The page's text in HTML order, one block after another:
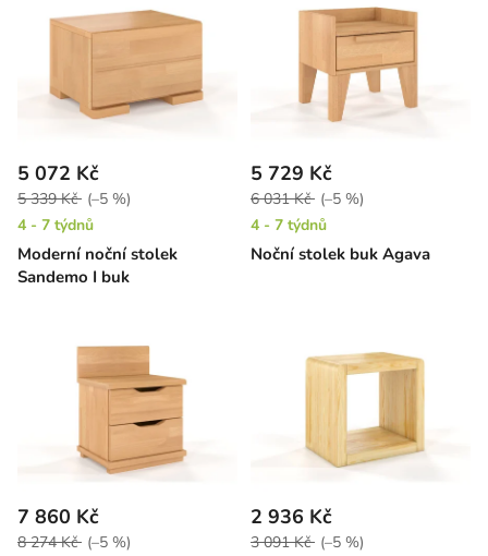
Moderní noční stolek
Sandemo I buk
5 072 Kč
5 339 Kč (–5 %)
4 - 7 týdnů
Noční stolek buk Agava
5 729 Kč
6 031 Kč (–5 %)
4 - 7 týdnů
7 860 Kč
8 274 Kč (–5 %)
2 936 Kč
3 091 Kč (–5 %)